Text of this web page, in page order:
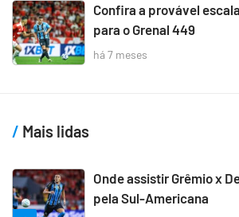
Confira a provável
para o Grenal 449
há 7 meses
Mais lidas
Onde assistir Grêmio x
pela Sul-Americana